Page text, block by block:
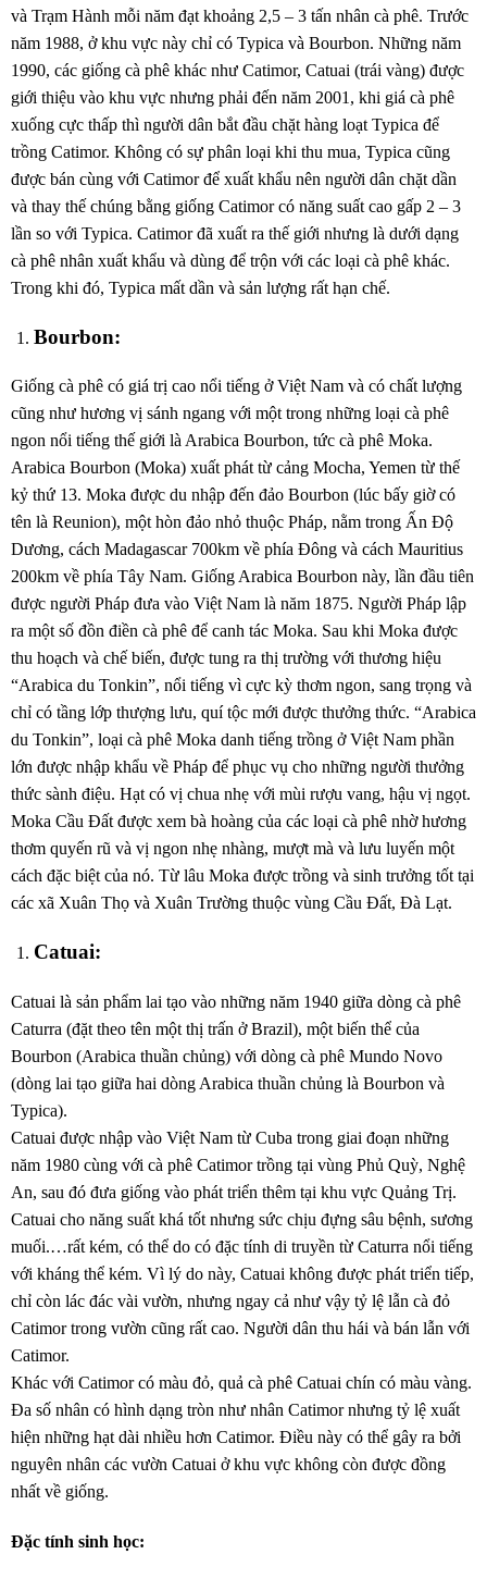
và Trạm Hành mỗi năm đạt khoảng 2,5 – 3 tấn nhân cà phê. Trước
năm 1988, ở khu vực này chỉ có Typica và Bourbon. Những năm
1990, các giống cà phê khác như Catimor, Catuai (trái vàng) được
giới thiệu vào khu vực nhưng phải đến năm 2001, khi giá cà phê
xuống cực thấp thì người dân bắt đầu chặt hàng loạt Typica để
trồng Catimor. Không có sự phân loại khi thu mua, Typica cũng
được bán cùng với Catimor để xuất khẩu nên người dân chặt dần
và thay thế chúng bằng giống Catimor có năng suất cao gấp 2 – 3
lần so với Typica. Catimor đã xuất ra thế giới nhưng là dưới dạng
cà phê nhân xuất khẩu và dùng để trộn với các loại cà phê khác.
Trong khi đó, Typica mất dần và sản lượng rất hạn chế.
Bourbon:
Giống cà phê có giá trị cao nổi tiếng ở Việt Nam và có chất lượng
cũng như hương vị sánh ngang với một trong những loại cà phê
ngon nổi tiếng thế giới là Arabica Bourbon, tức cà phê Moka.
Arabica Bourbon (Moka) xuất phát từ cảng Mocha, Yemen từ thế
kỷ thứ 13. Moka được du nhập đến đảo Bourbon (lúc bấy giờ có
tên là Reunion), một hòn đảo nhỏ thuộc Pháp, nằm trong Ấn Độ
Dương, cách Madagascar 700km về phía Đông và cách Mauritius
200km về phía Tây Nam. Giống Arabica Bourbon này, lần đầu tiên
được người Pháp đưa vào Việt Nam là năm 1875. Người Pháp lập
ra một số đồn điền cà phê để canh tác Moka. Sau khi Moka được
thu hoạch và chế biến, được tung ra thị trường với thương hiệu
“Arabica du Tonkin”, nổi tiếng vì cực kỳ thơm ngon, sang trọng và
chỉ có tầng lớp thượng lưu, quí tộc mới được thưởng thức. “Arabica
du Tonkin”, loại cà phê Moka danh tiếng trồng ở Việt Nam phần
lớn được nhập khẩu về Pháp để phục vụ cho những người thưởng
thức sành điệu. Hạt có vị chua nhẹ với mùi rượu vang, hậu vị ngọt.
Moka Cầu Đất được xem bà hoàng của các loại cà phê nhờ hương
thơm quyến rũ và vị ngon nhẹ nhàng, mượt mà và lưu luyến một
cách đặc biệt của nó. Từ lâu Moka được trồng và sinh trưởng tốt tại
các xã Xuân Thọ và Xuân Trường thuộc vùng Cầu Đất, Đà Lạt.
Catuai:
Catuai là sản phẩm lai tạo vào những năm 1940 giữa dòng cà phê
Caturra (đặt theo tên một thị trấn ở Brazil), một biến thể của
Bourbon (Arabica thuần chủng) với dòng cà phê Mundo Novo
(dòng lai tạo giữa hai dòng Arabica thuần chủng là Bourbon và
Typica).
Catuai được nhập vào Việt Nam từ Cuba trong giai đoạn những
năm 1980 cùng với cà phê Catimor trồng tại vùng Phủ Quỳ, Nghệ
An, sau đó đưa giống vào phát triển thêm tại khu vực Quảng Trị.
Catuai cho năng suất khá tốt nhưng sức chịu đựng sâu bệnh, sương
muối.…rất kém, có thể do có đặc tính di truyền từ Caturra nổi tiếng
với kháng thể kém. Vì lý do này, Catuai không được phát triển tiếp,
chỉ còn lác đác vài vườn, nhưng ngay cả như vậy tỷ lệ lẫn cà đỏ
Catimor trong vườn cũng rất cao. Người dân thu hái và bán lẫn với
Catimor.
Khác với Catimor có màu đỏ, quả cà phê Catuai chín có màu vàng.
Đa số nhân có hình dạng tròn như nhân Catimor nhưng tỷ lệ xuất
hiện những hạt dài nhiều hơn Catimor. Điều này có thể gây ra bởi
nguyên nhân các vườn Catuai ở khu vực không còn được đồng
nhất về giống.
Đặc tính sinh học: